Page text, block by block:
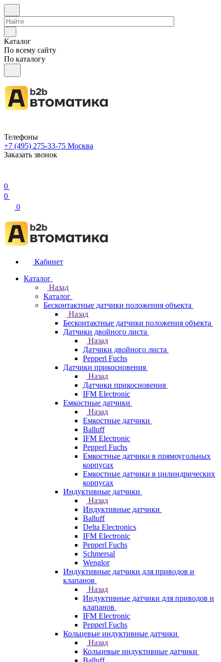
Каталог
По всему сайту
По каталогу
Телефоны
+7 (495) 275-33-75 Москва
Заказать звонок
0
0
0
Кабинет
Каталог
Назад
Каталог
Бесконтактные датчики положения объекта
Назад
Бесконтактные датчики положения объекта
Датчики двойного листа
Назад
Датчики двойного листа
Pepperl Fuchs
Датчики прикосновения
Назад
Датчики прикосновения
IFM Electronic
Емкостные датчики
Назад
Емкостные датчики
Balluff
IFM Electronic
Pepperl Fuchs
Емкостные датчики в прямоугольных
корпусах
Емкостные датчики в цилиндрических
корпусах
Индуктивные датчики
Назад
Индуктивные датчики
Balluff
Delta Electronics
IFM Electronic
Pepperl Fuchs
Schmersal
Wenglor
Индуктивные датчики для приводов и
клапанов
Назад
Индуктивные датчики для приводов и
клапанов
IFM Electronic
Pepperl Fuchs
Кольцевые индуктивные датчики
Назад
Кольцевые индуктивные датчики